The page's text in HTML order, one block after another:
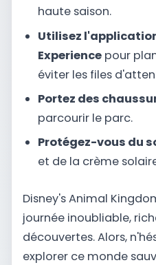
haute saison.
Utilisez
Experience pour
éviter les files
Portez des
parcourir le parc.
Protégez-vous du
et de la crème
Disney's Animal
journée inoubliable,
découvertes. Alors,
explorer ce monde